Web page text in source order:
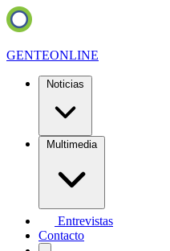
GENTEONLINE
Noticias
Multimedia
Entrevistas
Contacto